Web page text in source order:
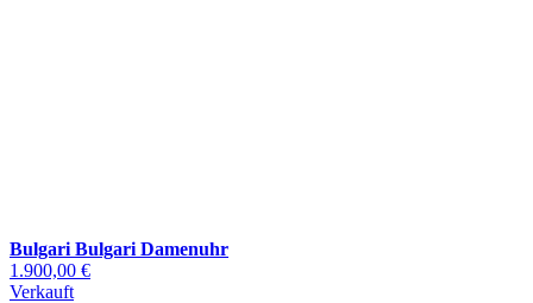
Bulgari Bulgari Damenuhr
1.900,00 €
Verkauft